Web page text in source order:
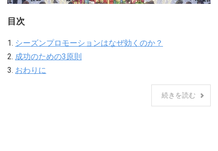
目次
1. シーズンプロモーションはなぜ効くのか？
2. 成功のための3原則
3. おわりに
続きを読む